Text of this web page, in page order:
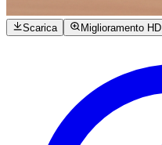
Scarica Miglioramento HD